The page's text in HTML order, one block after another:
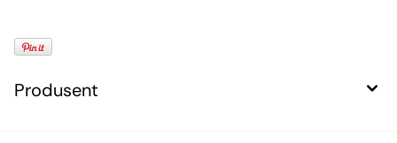
Produsent